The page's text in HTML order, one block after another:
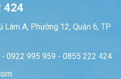
424
A, Phường 12, Quận 6, TP
0922 995 959 - 0855 222 424